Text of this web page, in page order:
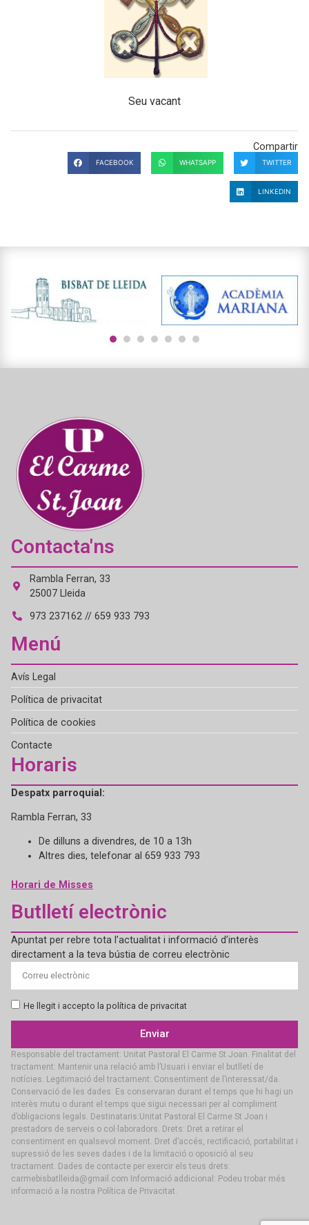
Seu vacant
Compartir
FACEBOOK WHATSAPP TWITTER
LINKEDIN
Contacta'ns
Rambla Ferran, 33
25007 Lleida
973 237162 // 659 933 793
Menú
Avís Legal
Política de privacitat
Política de cookies
Contacte
Horaris
Despatx parroquial:
Rambla Ferran, 33
De dilluns a divendres, de 10 a 13h
Altres dies, telefonar al 659 933 793
Horari de Misses
Butlletí electrònic
Apuntat per rebre tota l’actualitat i informació d’interès
directament a la teva bústia de correu electrònic
He llegit i accepto la política de privacitat
Enviar
Responsable del tractament: Unitat Pastoral El Carme St Joan. Finalitat del
tractament: Mantenir una relació amb l’Usuari i enviar el butlletí de
notícies. Legitimació del tractament: Consentiment de l’interessat/da.
Conservació de les dades: Es conservaran durant el temps que hi hagi un
interès mutu o durant el temps que sigui necessari per al compliment
d’obligacions legals. Destinataris:Unitat Pastoral El Carme St Joan i
prestadors de serveis o col·laboradors. Drets: Dret a retirar el
consentiment en qualsevol moment. Dret d’accés, rectificació, portabilitat i
supressió de les seves dades i de la limitació o oposició al seu
tractament. Dades de contacte per exercir els teus drets:
carmebisbatlleida@gmail.com Informació addicional: Podeu trobar més
informació a la nostra Política de Privacitat.